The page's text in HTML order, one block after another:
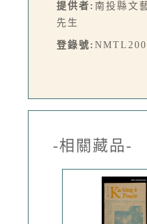
提供者: 南投縣文
先生
登錄號:
-相關藏品-